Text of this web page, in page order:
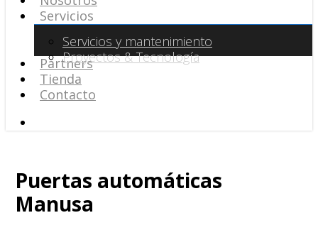
Servicios
Servicios y mantenimiento
Proyectos & Tecnología
Partners
Tienda
Contacto
Puertas automáticas
Manusa